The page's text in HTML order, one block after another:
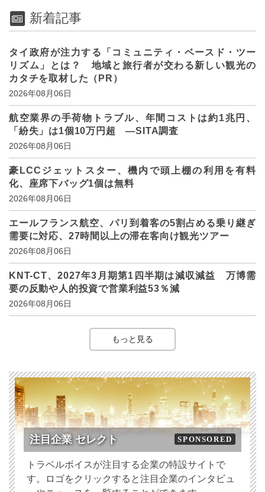
新着記事
タイ政府が注力する「コミュニティ・ベースド・ツー
リズム」とは？ 地域と旅行者が交わる新しい観光の
カタチを取材した（PR）
2026年08月06日
航空業界の手荷物トラブル、年間コストは約1兆円、
「紛失」は1個10万円超 ―SITA調査
2026年08月06日
豪LCCジェットスター、機内で頭上棚の利用を有料
化、座席下バッグ1個は無料
2026年08月06日
エールフランス航空、パリ到着客の5割占める乗り継ぎ
需要に対応、27時間以上の滞在客向け観光ツアー
2026年08月06日
KNT-CT、2027年3月期第1四半期は減収減益 万博需
要の反動や人的投資で営業利益53％減
2026年08月06日
もっと見る
注目企業 セレクト SPONSORED
トラベルボイスが注目する企業の特設サイトで
す。ロゴをクリックすると注目企業のインタビュ